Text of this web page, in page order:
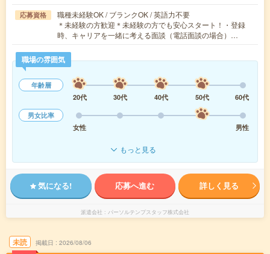
応募資格
職種未経験OK / ブランクOK / 英語力不要
＊未経験の方歓迎＊未経験の方でも安心スタート！・登録
時、キャリアを一緒に考える面談（電話面談の場合）…
職場の雰囲気
年齢層
20代
30代 40代 50代
60代
男女比率
女性
男性
もっと見る
気になる! 応募へ進む 詳しく見る
派遣会社 パーソルテンプスタッフ株式会社
未読 掲載日 2026/08/06